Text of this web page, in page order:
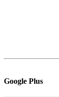
Google Plus